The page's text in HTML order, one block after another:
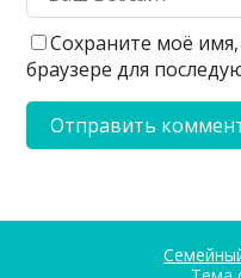
Сохраните моё
браузере для